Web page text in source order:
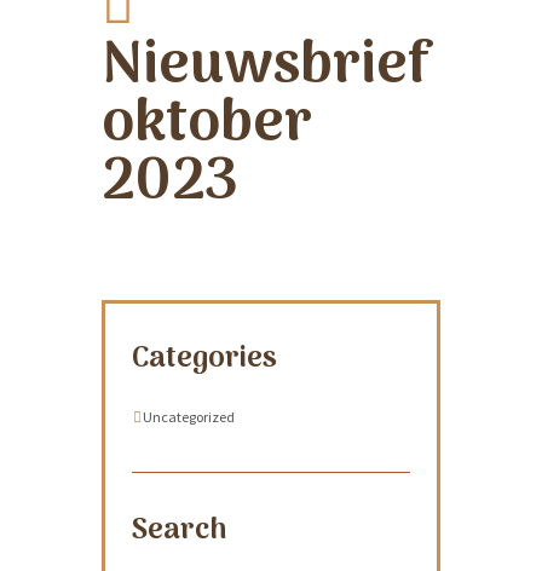
Nieuwsbrief
oktober
2023
Categories
Uncategorized
Search